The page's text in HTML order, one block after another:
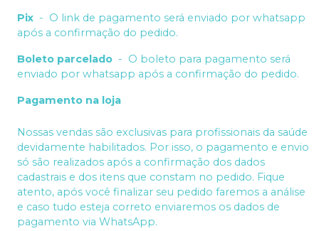
Pix - O link de pagamento será enviado por whatsapp
após a confirmação do pedido.
Boleto parcelado - O boleto para pagamento será
enviado por whatsapp após a confirmação do pedido.
Pagamento na loja
Nossas vendas são exclusivas para profissionais da saúde
devidamente habilitados. Por isso, o pagamento e envio
só são realizados após a confirmação dos dados
cadastrais e dos itens que constam no pedido. Fique
atento, após você finalizar seu pedido faremos a análise
e caso tudo esteja correto enviaremos os dados de
pagamento via WhatsApp.